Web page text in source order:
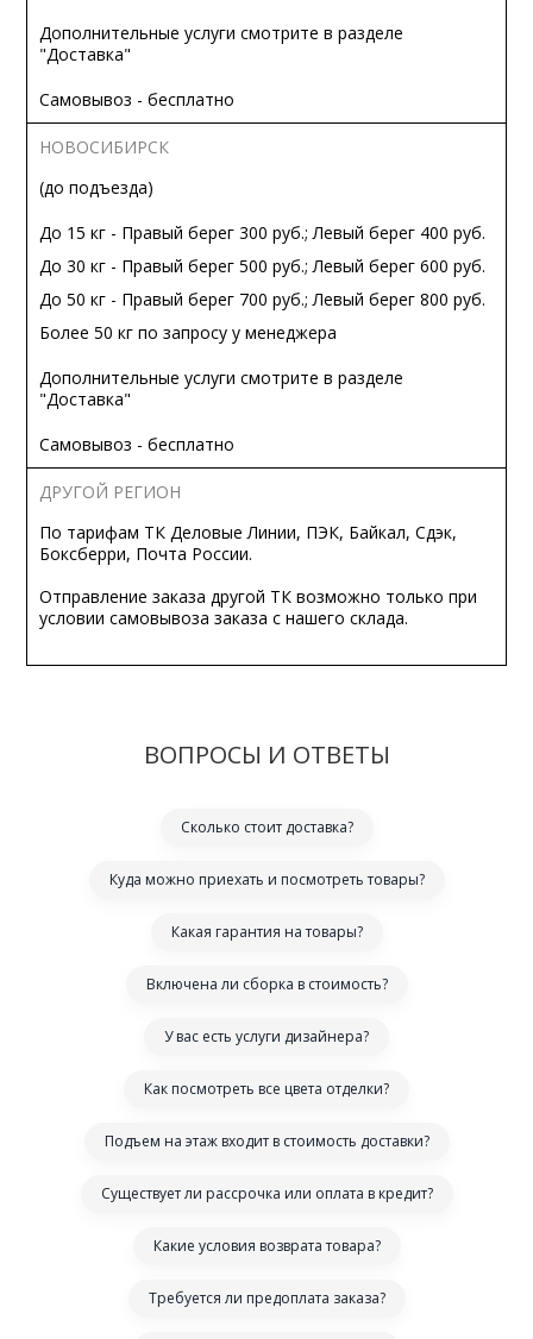
Дополнительные услуги смотрите в разделе
"Доставка"
Самовывоз - бесплатно
НОВОСИБИРСК
(до подъезда)
До 15 кг - Правый берег 300 руб.; Левый берег 400 руб.
До 30 кг - Правый берег 500 руб.; Левый берег 600 руб.
До 50 кг - Правый берег 700 руб.; Левый берег 800 руб.
Более 50 кг по запросу у менеджера
Дополнительные услуги смотрите в разделе
"Доставка"
Самовывоз - бесплатно
ДРУГОЙ РЕГИОН
По тарифам ТК Деловые Линии, ПЭК, Байкал, Сдэк,
Боксберри, Почта России.
Отправление заказа другой ТК возможно только при
условии самовывоза заказа с нашего склада.
ВОПРОСЫ И ОТВЕТЫ
Сколько стоит доставка?
Куда можно приехать и посмотреть товары?
Какая гарантия на товары?
Включена ли сборка в стоимость?
У вас есть услуги дизайнера?
Как посмотреть все цвета отделки?
Подъем на этаж входит в стоимость доставки?
Существует ли рассрочка или оплата в кредит?
Какие условия возврата товара?
Требуется ли предоплата заказа?